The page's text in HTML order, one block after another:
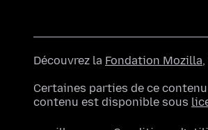
Découvrez la Fondation Mozilla
Certaines parties de ce
contenu est disponible sous